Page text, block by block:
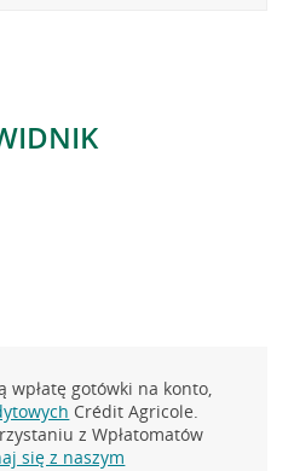
wpłatę gotówki na konto,
Crédit Agricole.
z Wpłatomatów
się z naszym